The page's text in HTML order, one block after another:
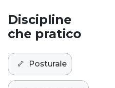
Discipline
che pratico
🦴 Posturale